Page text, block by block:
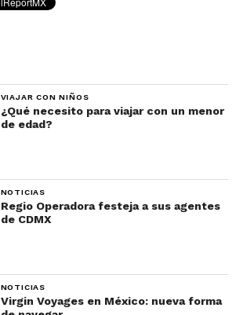
VIAJAR CON NIÑOS
¿Qué necesito para viajar con un menor
de edad?
NOTICIAS
Regio Operadora festeja a sus agentes
de CDMX
NOTICIAS
Virgin Voyages en México: nueva forma